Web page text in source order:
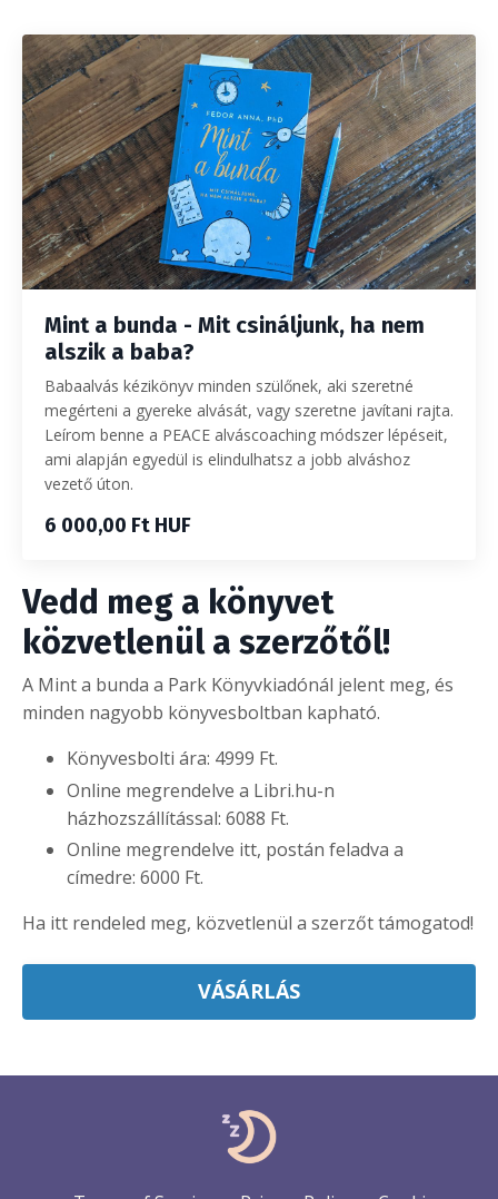
Mint a bunda - Mit csináljunk, ha nem
alszik a baba?
Babaalvás kézikönyv minden szülőnek, aki szeretné
megérteni a gyereke alvását, vagy szeretne javítani rajta.
Leírom benne a PEACE alváscoaching módszer lépéseit,
ami alapján egyedül is elindulhatsz a jobb alváshoz
vezető úton.
6 000,00 Ft HUF
Vedd meg a könyvet
közvetlenül a szerzőtől!
A Mint a bunda a Park Könyvkiadónál jelent meg, és
minden nagyobb könyvesboltban kapható.
Könyvesbolti ára: 4999 Ft.
Online megrendelve a Libri.hu-n
házhozszállítással: 6088 Ft.
Online megrendelve itt, postán feladva a
címedre: 6000 Ft.
Ha itt rendeled meg, közvetlenül a szerzőt támogatod!
VÁSÁRLÁS